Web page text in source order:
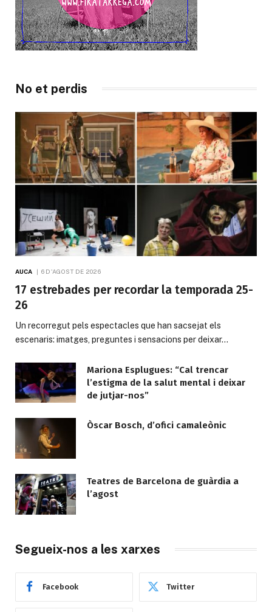
No et perdis
AUCA 6 D'AGOST DE 2026
17 estrebades per recordar la temporada 25-
26
Un recorregut pels espectacles que han sacsejat els
escenaris: imatges, preguntes i sensacions per deixar…
Mariona Esplugues: “Cal trencar
l’estigma de la salut mental i deixar
de jutjar-nos”
Òscar Bosch, d’ofici camaleònic
Teatres de Barcelona de guàrdia a
l’agost
Segueix-nos a les xarxes
Facebook Twitter